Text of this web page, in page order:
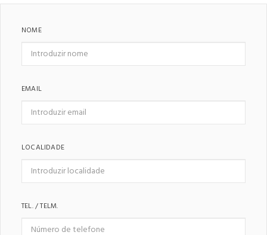
NOME
EMAIL
LOCALIDADE
TEL. / TELM.